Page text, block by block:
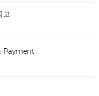
고
Payment